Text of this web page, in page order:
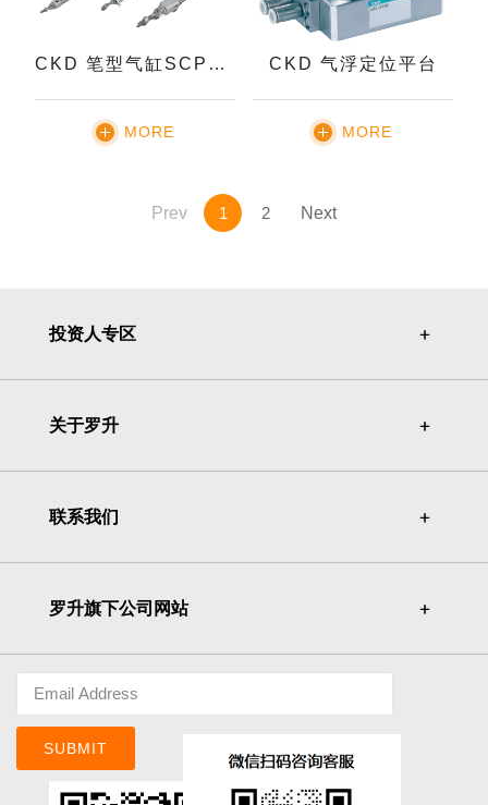
CKD 笔型气缸SCPG系列
MORE
CKD 气浮定位平台
MORE
Prev 1 2 Next
投资人专区 ＋
＋
关于罗升 ＋
＋
联系我们 ＋
＋
罗升旗下公司网站 ＋
＋
SUBMIT